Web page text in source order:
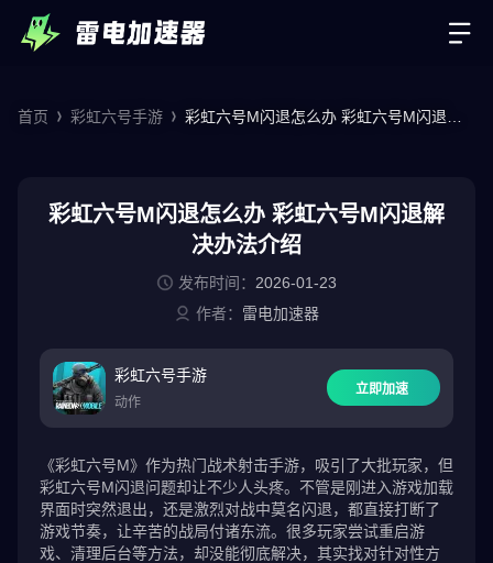
首页 彩虹六号手游
彩虹六号M闪退怎么办 彩虹六号M闪退解
彩虹六号M闪退怎么办 彩虹六号M闪退解
决办法介绍
发布时间： 2026-01-23
作者： 雷电加速器
彩虹六号手游
动作
立即加速
《彩虹六号M》作为热门战术射击手游，吸引了大批玩家，但
彩虹六号M闪退问题却让不少人头疼。不管是刚进入游戏加载
界面时突然退出，还是激烈对战中莫名闪退，都直接打断了
游戏节奏，让辛苦的战局付诸东流。很多玩家尝试重启游
戏、清理后台等方法，却没能彻底解决，其实找对针对性方